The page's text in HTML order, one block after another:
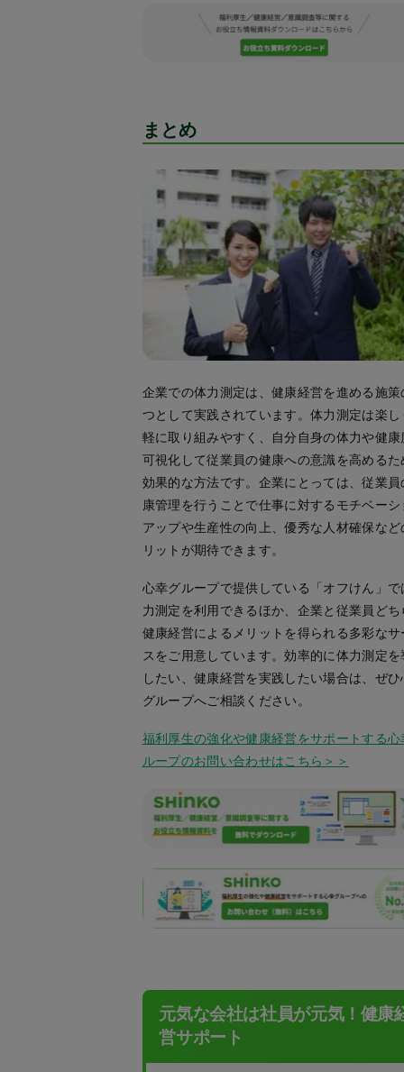
まとめ
企業での体力測定は、健康経営を進める施策
つとして実践されています。体力測定は楽し
軽に取り組みやすく、自分自身の体力や健康
可視化して従業員の健康への意識を高めるた
効果的な方法です。企業にとっては、従業員
康管理を行うことで仕事に対するモチベーシ
アップや生産性の向上、優秀な人材確保など
リットが期待できます。
心幸グループで提供している「オフけん」で
力測定を利用できるほか、企業と従業員どち
健康経営によるメリットを得られる多彩なサ
スをご用意しています。効率的に体力測定を
したい、健康経営を実践したい場合は、ぜひ
グループへご相談ください。
福利厚生の強化や健康経営をサポートする心
ループのお問い合わせはこちら＞＞
元気な会社は社員が元気！健康
営サポート